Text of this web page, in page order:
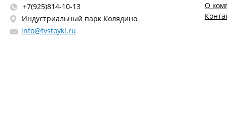
+7(925)814-10-13
Индустриальный парк Колядино
info@tvstoyki.ru
О